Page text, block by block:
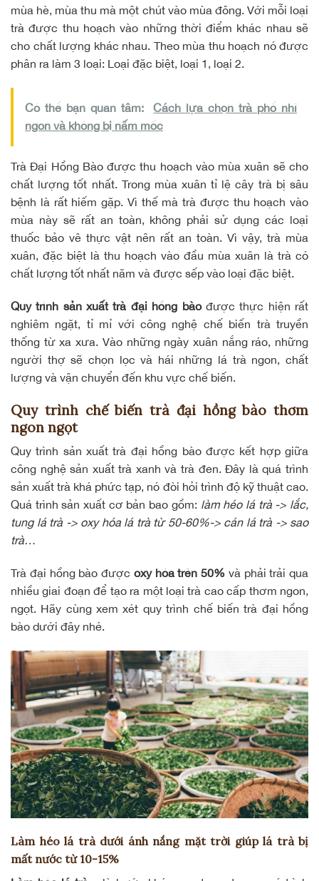
mùa hè, mùa thu mà một chút vào mùa đông. Với mỗi loại
trà được thu hoạch vào những thời điểm khác nhau sẽ
cho chất lượng khác nhau. Theo mùa thu hoạch nó được
phân ra làm 3 loại: Loại đặc biệt, loại 1, loại 2.
Có thể bạn quan tâm:
Cách lựa chọn trà phổ nhĩ
ngon và không bị nấm mốc
Trà Đại Hồng Bào được thu hoạch vào mùa xuân sẽ cho
chất lượng tốt nhất. Trong mùa xuân tỉ lệ cây trà bị sâu
bệnh là rất hiếm gặp. Vì thế mà trà được thu hoạch vào
mùa này sẽ rất an toàn, không phải sử dụng các loại
thuốc bảo vê thực vật nên rất an toàn. Vì vậy, trà mùa
xuân, đặc biệt là thu hoạch vào đầu mùa xuân là trà có
chất lượng tốt nhất năm và được sếp vào loại đặc biệt.
Quy trình sản xuất trà đại hồng bàođược thực hiện rất
nghiêm ngặt, tỉ mỉ với công nghệ chế biến trà truyền
thống từ xa xưa. Vào những ngày xuân nắng ráo, những
người thợ sẽ chọn lọc và hái những lá trà ngon, chất
lượng và vận chuyển đến khu vực chế biến.
Quy trình chế biến trà đại hồng bào thơm
ngon ngọt
Quy trình sản xuất trà đại hồng bào được kết hợp giữa
công nghệ sản xuất trà xanh và trà đen. Đây là quá trình
sản xuất trà khá phức tạp, nó đòi hỏi trình độ kỹ thuật cao.
Quá trình sản xuất cơ bản bao gồm: làm héo lá trà -> lắc,
tung lá trà -> oxy hóa lá trà từ 50-60%-> cán lá trà -> sao
trà…
Trà đại hồng bào được oxy hóa trên 50% và phải trải qua
nhiều giai đoạn để tạo ra một loại trà cao cấp thơm ngon,
ngọt. Hãy cùng xem xét quy trình chế biến trà đại hồng
bào dưới đây nhé.
Làm héo lá trà dưới ánh nắng mặt trời giúp lá trà bị
mất nước từ 10-15%